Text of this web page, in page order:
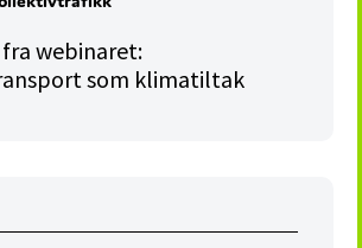
webinaret:
som klimatiltak